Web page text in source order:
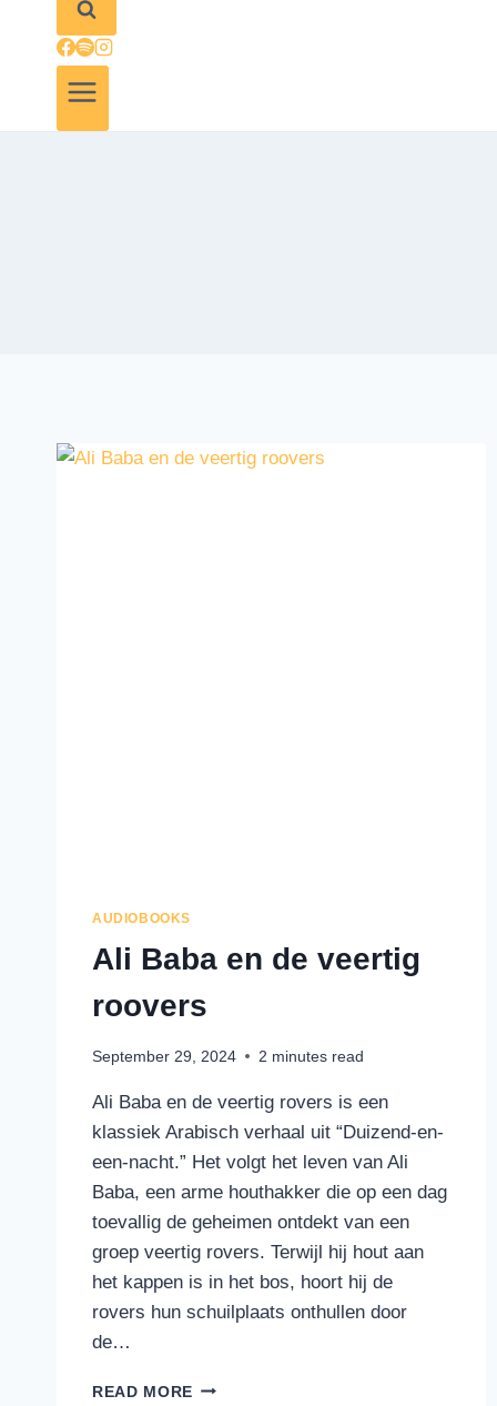
AUDIOBOOKS
Ali Baba en de veertig
roovers
September 29, 2024 2 minutes read
Ali Baba en de veertig rovers is een
klassiek Arabisch verhaal uit “Duizend-en-
een-nacht.” Het volgt het leven van Ali
Baba, een arme houthakker die op een dag
toevallig de geheimen ontdekt van een
groep veertig rovers. Terwijl hij hout aan
het kappen is in het bos, hoort hij de
rovers hun schuilplaats onthullen door
de…
READ MORE ALI